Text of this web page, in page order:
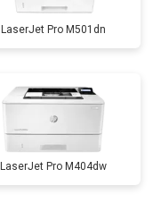
LaserJet Pro M501dn
LaserJet Pro M404dw